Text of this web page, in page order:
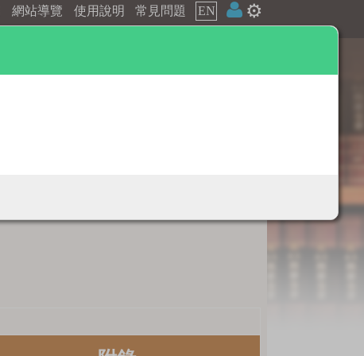
網站導覽 使用說明 常見問題 EN ⚙️